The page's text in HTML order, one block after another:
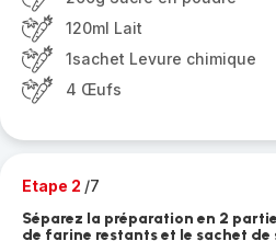
120ml Lait
1sachet Levure chimique
4 Œufs
Etape 2 /7
Séparez la préparation en 2
de farine restants et le sachet de